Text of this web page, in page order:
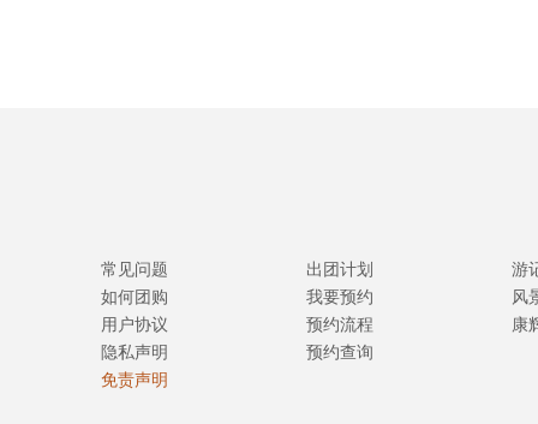
常见问题
如何团购
用户协议
隐私声明
免责声明
出团计划
我要预约
预约流程
预约查询
游
风
康